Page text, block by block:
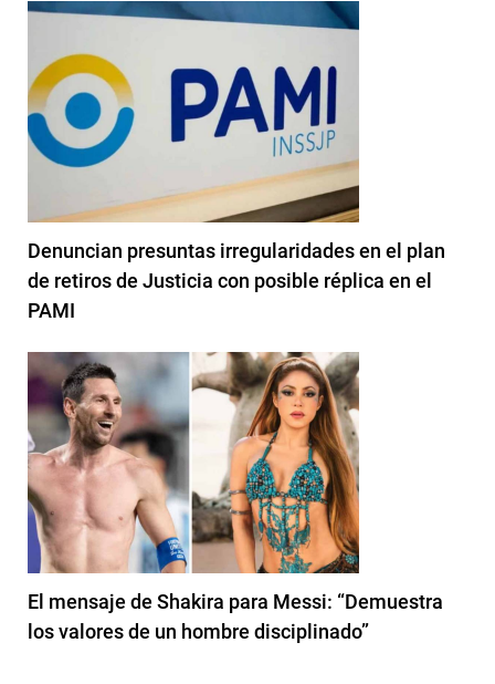
Denuncian presuntas irregularidades en el plan
de retiros de Justicia con posible réplica en el
PAMI
El mensaje de Shakira para Messi: “Demuestra
los valores de un hombre disciplinado”